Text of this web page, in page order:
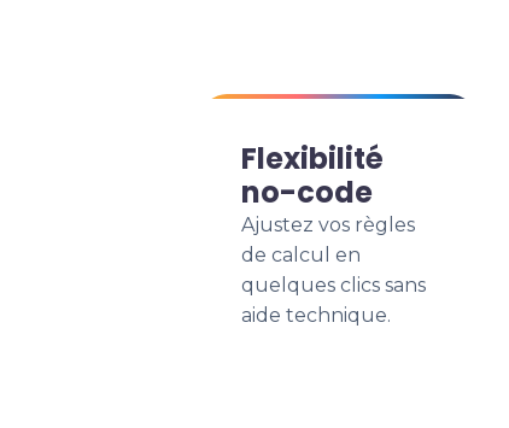
Flexibilité
no-code
Ajustez vos règles
de calcul en
quelques clics sans
aide technique.